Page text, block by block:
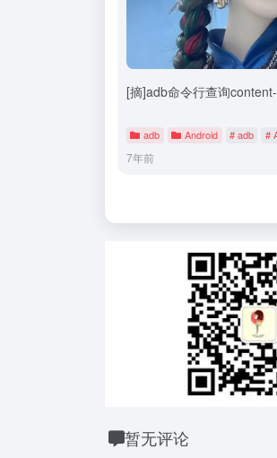
[摘]adb命令行查询
adb Android # adb #
7年前
暂无评论